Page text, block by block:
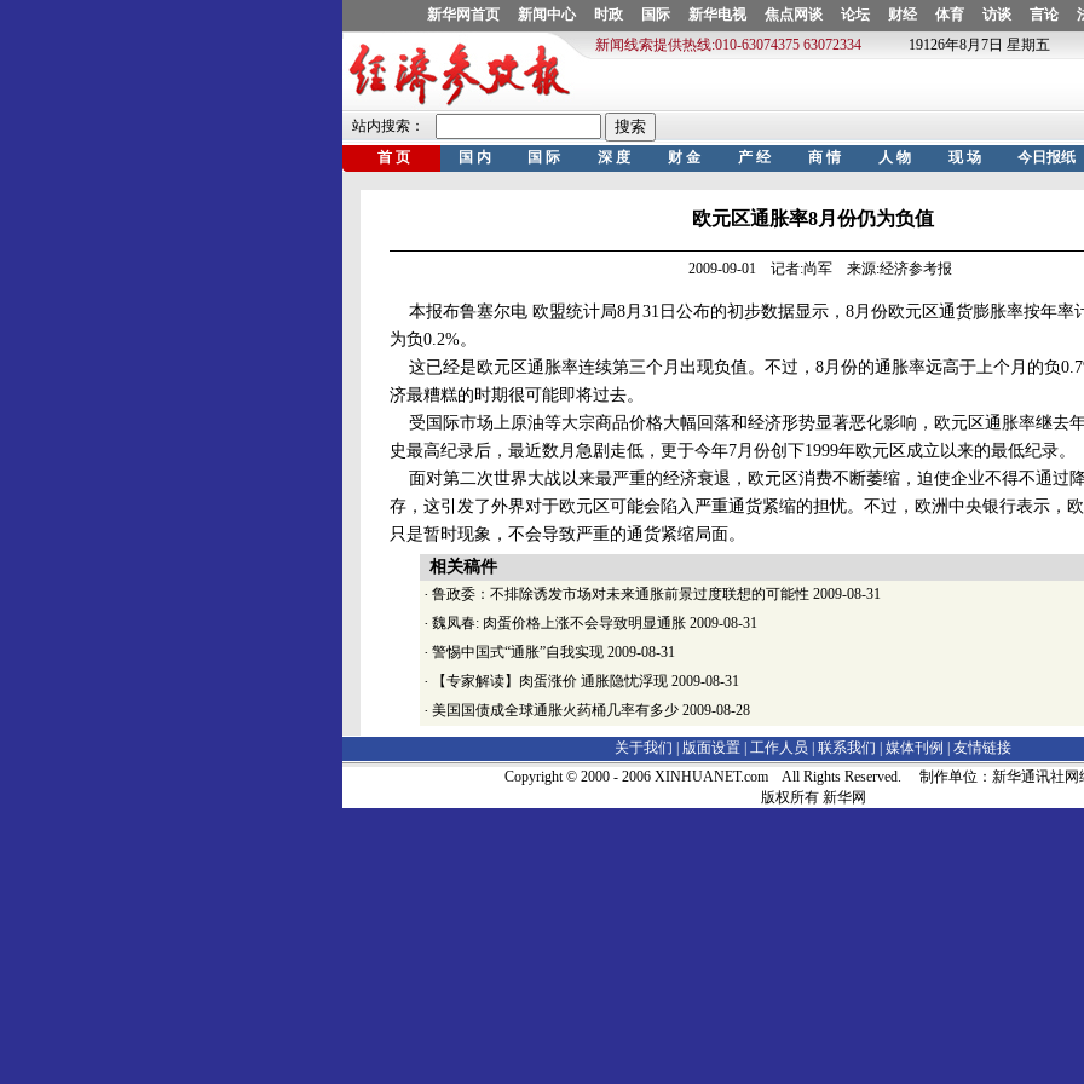
欧元区通胀率8月份仍为负值
2009-09-01 记者:尚军 来源:经济参考报
本报布鲁塞尔电 欧盟统计局8月31日公布的初步数据显示，8月份欧元区通货膨胀率按年率
为负0.2%。
这已经是欧元区通胀率连续第三个月出现负值。不过，8月份的通胀率远高于上个月的负
济最糟糕的时期很可能即将过去。
受国际市场上原油等大宗商品价格大幅回落和经济形势显著恶化影响，欧元区通胀率继去
史最高纪录后，最近数月急剧走低，更于今年7月份创下1999年欧元区成立以来的最低纪录。
面对第二次世界大战以来最严重的经济衰退，欧元区消费不断萎缩，迫使企业不得不通过
存，这引发了外界对于欧元区可能会陷入严重通货紧缩的担忧。不过，欧洲中央银行表示，
只是暂时现象，不会导致严重的通货紧缩局面。
相关稿件
· 鲁政委：不排除诱发市场对未来通胀前景过度联想的可能性 2009-08-31
· 魏凤春: 肉蛋价格上涨不会导致明显通胀 2009-08-31
· 警惕中国式“通胀”自我实现 2009-08-31
· 【专家解读】肉蛋涨价 通胀隐忧浮现 2009-08-31
· 美国国债成全球通胀火药桶几率有多少 2009-08-28
关于我们 | 版面设置 工作人员 联系我们 媒体刊例
友情链接
Copyright © 2000 - 2006 XINHUANET.com All Rights Reserved. 制作单位：新华通讯社网
版权所有 新华网